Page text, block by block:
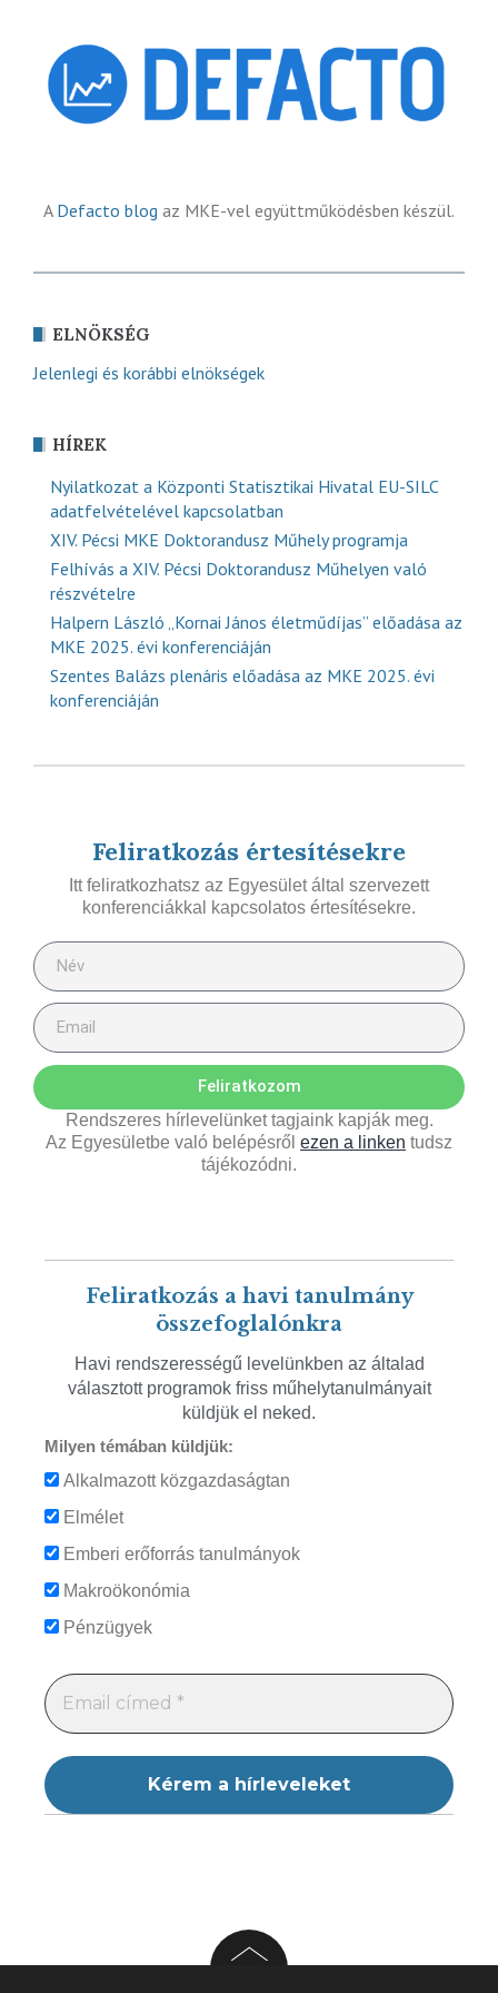
A Defacto blog az MKE-vel együttműködésben készül.
ELNÖKSÉG
Jelenlegi és korábbi elnökségek
HÍREK
Nyilatkozat a Központi Statisztikai Hivatal EU-SILC
adatfelvételével kapcsolatban
XIV. Pécsi MKE Doktorandusz Műhely programja
Felhívás a XIV. Pécsi Doktorandusz Műhelyen való
részvételre
Halpern László „Kornai János életműdíjas” előadása az
MKE 2025. évi konferenciáján
Szentes Balázs plenáris előadása az MKE 2025. évi
konferenciáján
Feliratkozás értesítésekre
Itt feliratkozhatsz az Egyesület által szervezett
konferenciákkal kapcsolatos értesítésekre.
Feliratkozom
Rendszeres hírlevelünket tagjaink kapják meg.
Az Egyesületbe való belépésről ezen a linken tudsz
tájékozódni.
Feliratkozás a havi tanulmány
összefoglalónkra
Havi rendszerességű levelünkben az általad
választott programok friss műhelytanulmányait
küldjük el neked.
Milyen témában küldjük:
Alkalmazott közgazdaságtan
Elmélet
Emberi erőforrás tanulmányok
Makroökonómia
Pénzügyek